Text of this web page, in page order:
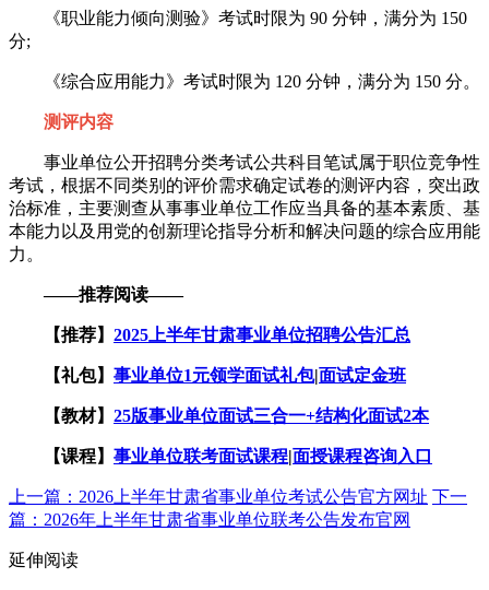
《职业能力倾向测验》考试时限为 90 分钟，满分为 150
分;
《综合应用能力》考试时限为 120 分钟，满分为 150 分。
测评内容
事业单位公开招聘分类考试公共科目笔试属于职位竞争性
考试，根据不同类别的评价需求确定试卷的测评内容，突出政
治标准，主要测查从事事业单位工作应当具备的基本素质、基
本能力以及用党的创新理论指导分析和解决问题的综合应用能
力。
——推荐阅读——
【推荐】 2025上半年甘肃事业单位招聘公告汇总
【礼包】 事业单位1元领学面试礼包|面试定金班
【教材】 25版事业单位面试三合一+结构化面试2本
【课程】 事业单位联考面试课程|面授课程咨询入口
上一篇：2026上半年甘肃省事业单位考试公告官方网址 下一
篇：2026年上半年甘肃省事业单位联考公告发布官网
延伸阅读